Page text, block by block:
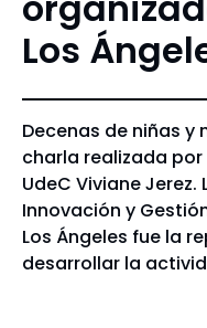
Los
Decenas de niñas
charla realizada
UdeC Viviane
Innovación y
Los Ángeles fue la
desarrollar la